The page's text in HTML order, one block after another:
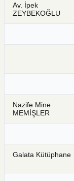
Av. İpek
ZEYBEKOĞLU
Nazife Mine
MEMİŞLER
Galata Kütüphane